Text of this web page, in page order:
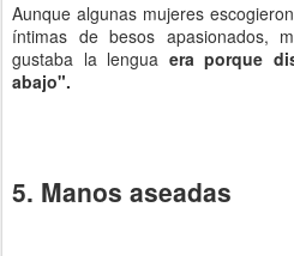
Aunque algunas mujeres
íntimas de besos apasionados,
gustaba la lengua era porque
abajo".
5. Manos aseadas